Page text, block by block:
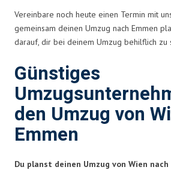
Vereinbare noch heute einen Termin mit
gemeinsam deinen Umzug nach Emmen
darauf, dir bei deinem Umzug behilflich zu
Günstiges
den Umzug von
Emmen
Du planst deinen Umzug von Wien